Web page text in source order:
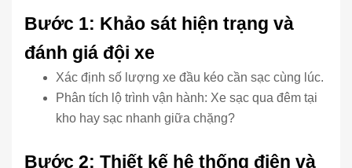
Bước 1: Khảo sát hiện trạng và
đánh giá đội xe
Xác định số lượng xe đầu kéo cần sạc cùng lúc.
Phân tích lộ trình vận hành: Xe sạc qua đêm tại
kho hay sạc nhanh giữa chặng?
Bước 2: Thiết kế hệ thống điện và